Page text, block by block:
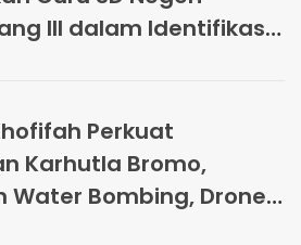
III dalam Identifikasi
Khusus
Perkuat
Karhutla Bromo,
Water Bombing, Drone
Darat